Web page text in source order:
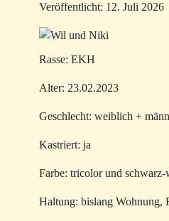
Veröffentlicht: 12. Juli 2026
Rasse: EKH
Alter: 23.02.2023
Geschlecht: weiblich +
Kastriert: ja
Farbe: tricolor und
Haltung: bislang Wohnung,